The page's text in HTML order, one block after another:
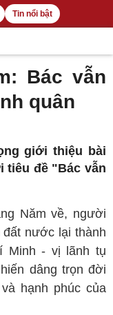
Tin nổi bật
Bác vẫn
quân
giới thiệu bài
tiêu đề "Bác vẫn
Năm về, người
nước lại thành
Minh - vị lãnh tụ
dâng trọn đời
hạnh phúc của